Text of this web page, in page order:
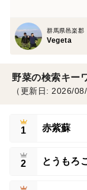
群馬県邑楽郡
Vegeta
野菜の検索キー
（更新日: 2026/08/
1 赤紫蘇
2 とうもろ